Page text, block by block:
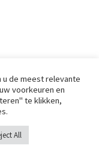
de meest relevante
voorkeuren en
te klikken,
All